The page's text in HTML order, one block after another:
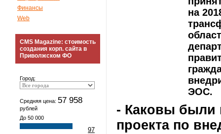
Финансы
Web
CMS Magazine: стоимость
создания корп. сайта в
Приволжском ФО
Город:
Средняя цена: 57 958
рублей
До 50 000
97
на
ЭОС.
- Каковы были
проекта по